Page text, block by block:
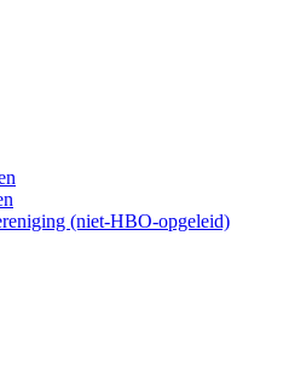
(niet-HBO-opgeleid)